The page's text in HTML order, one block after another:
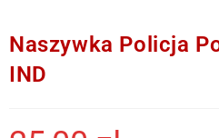
Naszywka Policja
IND